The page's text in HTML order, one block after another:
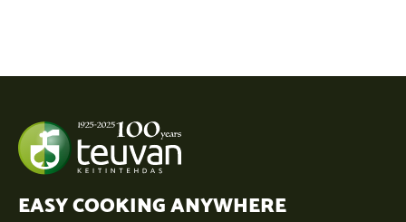
EASY COOKING ANYWHERE